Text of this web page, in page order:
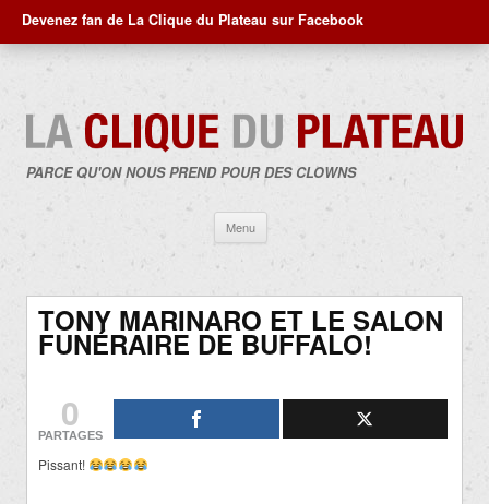
Devenez fan de La Clique du Plateau sur Facebook
PARCE QU'ON NOUS PREND POUR DES CLOWNS
Menu
contenu
TONY MARINARO ET LE SALON
FUNÉRAIRE DE BUFFALO!
0
PARTAGES
Pissant!